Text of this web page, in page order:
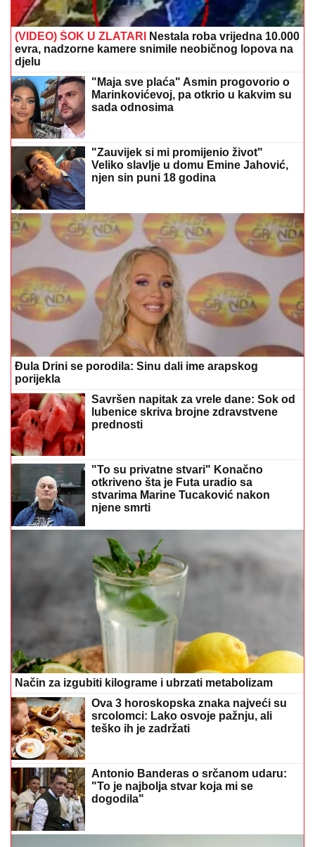
(VIDEO) ŠOK U ZLATARI
Nestala roba vrijedna 10.000
evra, nadzorne kamere snimile neobičnog lopova na
djelu
"Maja sve plaća" Asmin progovorio o
Marinkovićevoj, pa otkrio u kakvim su
sada odnosima
"Zauvijek si mi promijenio život"
Veliko slavlje u domu Emine Jahović,
njen sin puni 18 godina
Đula Drini se porodila: Sinu dali ime arapskog
porijekla
Savršen napitak za vrele dane: Sok od
lubenice skriva brojne zdravstvene
prednosti
"To su privatne stvari" Konačno
otkriveno šta je Futa uradio sa
stvarima Marine Tucaković nakon
njene smrti
Način za izgubiti kilograme i ubrzati metabolizam
Ova 3 horoskopska znaka najveći su
srcolomci: Lako osvoje pažnju, ali
teško ih je zadržati
Antonio Banderas o srčanom udaru:
"To je najbolja stvar koja mi se
dogodila"